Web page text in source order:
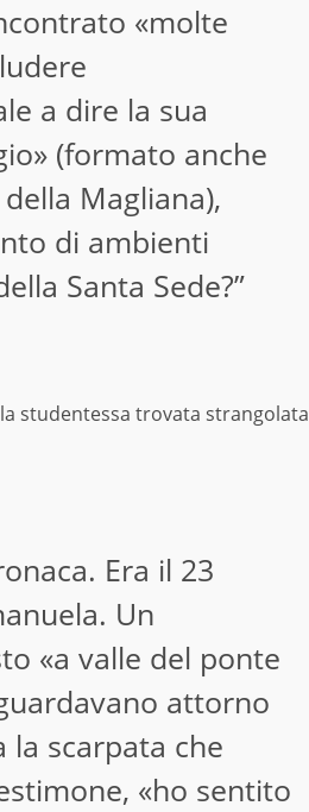
«molte
a dire la sua
(formato anche
Magliana),
di ambienti
Santa Sede?”
la studentessa trovata strangolata
Era il 23
Un
«a valle del ponte
attorno
la scarpata che
«ho sentito